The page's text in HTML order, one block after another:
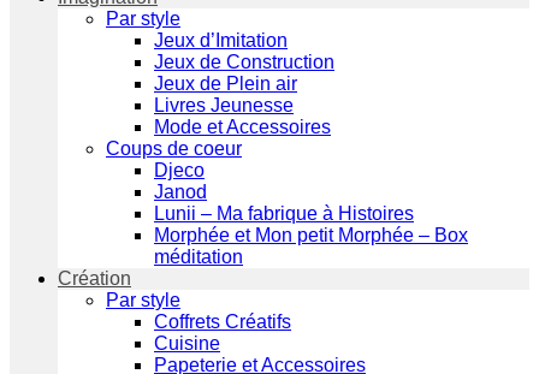
Par style
Jeux d’Imitation
Jeux de Construction
Jeux de Plein air
Livres Jeunesse
Mode et Accessoires
Coups de coeur
Djeco
Janod
Lunii – Ma fabrique à Histoires
Morphée et Mon petit Morphée – Box
méditation
Création
Par style
Coffrets Créatifs
Cuisine
Papeterie et Accessoires